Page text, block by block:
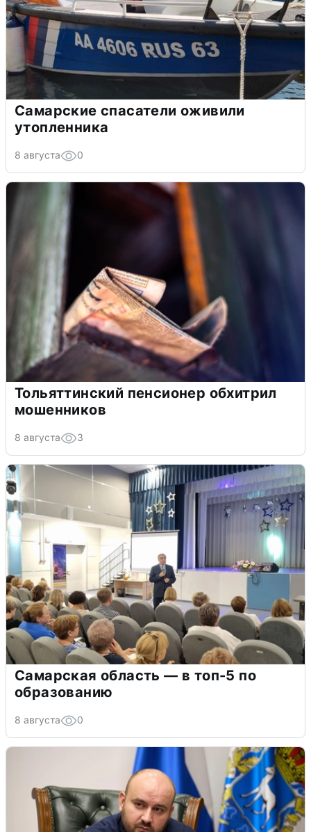
Самарские спасатели оживили
утопленника
8 августа 0
Тольяттинский пенсионер обхитрил
мошенников
8 августа 3
Самарская область — в топ-5 по
образованию
8 августа 0